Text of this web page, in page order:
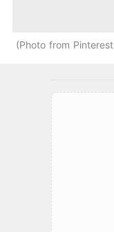
Photo from Pinterest